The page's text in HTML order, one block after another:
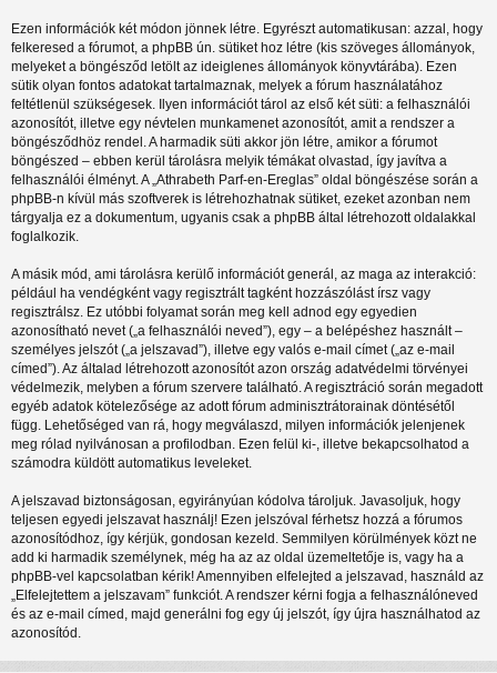
Ezen információk két módon jönnek létre. Egyrészt automatikusan: azzal, hogy
felkeresed a fórumot, a phpBB ún. sütiket hoz létre (kis szöveges állományok,
melyeket a böngésződ letölt az ideiglenes állományok könyvtárába). Ezen
sütik olyan fontos adatokat tartalmaznak, melyek a fórum használatához
feltétlenül szükségesek. Ilyen információt tárol az első két süti: a felhasználói
azonosítót, illetve egy névtelen munkamenet azonosítót, amit a rendszer a
böngésződhöz rendel. A harmadik süti akkor jön létre, amikor a fórumot
böngészed – ebben kerül tárolásra melyik témákat olvastad, így javítva a
felhasználói élményt. A „Athrabeth Parf-en-Ereglas” oldal böngészése során a
phpBB-n kívül más szoftverek is létrehozhatnak sütiket, ezeket azonban nem
tárgyalja ez a dokumentum, ugyanis csak a phpBB által létrehozott oldalakkal
foglalkozik.
A másik mód, ami tárolásra kerülő információt generál, az maga az interakció:
például ha vendégként vagy regisztrált tagként hozzászólást írsz vagy
regisztrálsz. Ez utóbbi folyamat során meg kell adnod egy egyedien
azonosítható nevet („a felhasználói neved”), egy – a belépéshez használt –
személyes jelszót („a jelszavad”), illetve egy valós e-mail címet („az e-mail
címed”). Az általad létrehozott azonosítót azon ország adatvédelmi törvényei
védelmezik, melyben a fórum szervere található. A regisztráció során megadott
egyéb adatok kötelezősége az adott fórum adminisztrátorainak döntésétől
függ. Lehetőséged van rá, hogy megválaszd, milyen információk jelenjenek
meg rólad nyilvánosan a profilodban. Ezen felül ki-, illetve bekapcsolhatod a
számodra küldött automatikus leveleket.
A jelszavad biztonságosan, egyirányúan kódolva tároljuk. Javasoljuk, hogy
teljesen egyedi jelszavat használj! Ezen jelszóval férhetsz hozzá a fórumos
azonosítódhoz, így kérjük, gondosan kezeld. Semmilyen körülmények közt ne
add ki harmadik személynek, még ha az az oldal üzemeltetője is, vagy ha a
phpBB-vel kapcsolatban kérik! Amennyiben elfelejted a jelszavad, használd az
„Elfelejtettem a jelszavam” funkciót. A rendszer kérni fogja a felhasználóneved
és az e-mail címed, majd generálni fog egy új jelszót, így újra használhatod az
azonosítód.